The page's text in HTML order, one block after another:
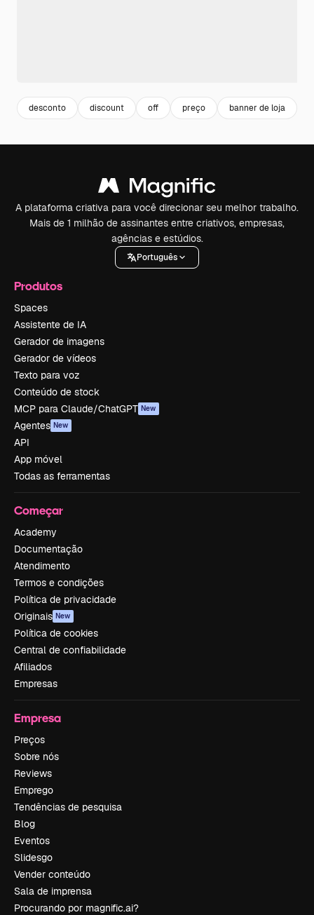
desconto discount off preço banner de loja
A plataforma criativa para você direcionar seu melhor trabalho.
Mais de 1 milhão de assinantes entre criativos, empresas,
agências e estúdios.
Português
Produtos
Spaces
Assistente de IA
Gerador de imagens
Gerador de vídeos
Texto para voz
Conteúdo de stock
MCP para Claude/ChatGPT New
Agentes New
API
App móvel
Todas as ferramentas
Começar
Academy
Documentação
Atendimento
Termos e condições
Política de privacidade
Originais New
Política de cookies
Central de confiabilidade
Afiliados
Empresas
Empresa
Preços
Sobre nós
Reviews
Emprego
Tendências de pesquisa
Blog
Eventos
Slidesgo
Vender conteúdo
Sala de imprensa
Procurando por magnific.ai?